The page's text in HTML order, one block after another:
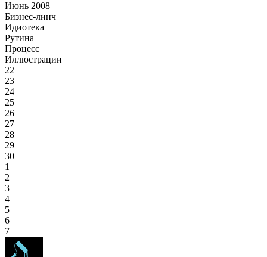
Июнь 2008
Бизнес-линч
Идиотека
Рутина
Процесс
Иллюстрации
22
23
24
25
26
27
28
29
30
1
2
3
4
5
6
7